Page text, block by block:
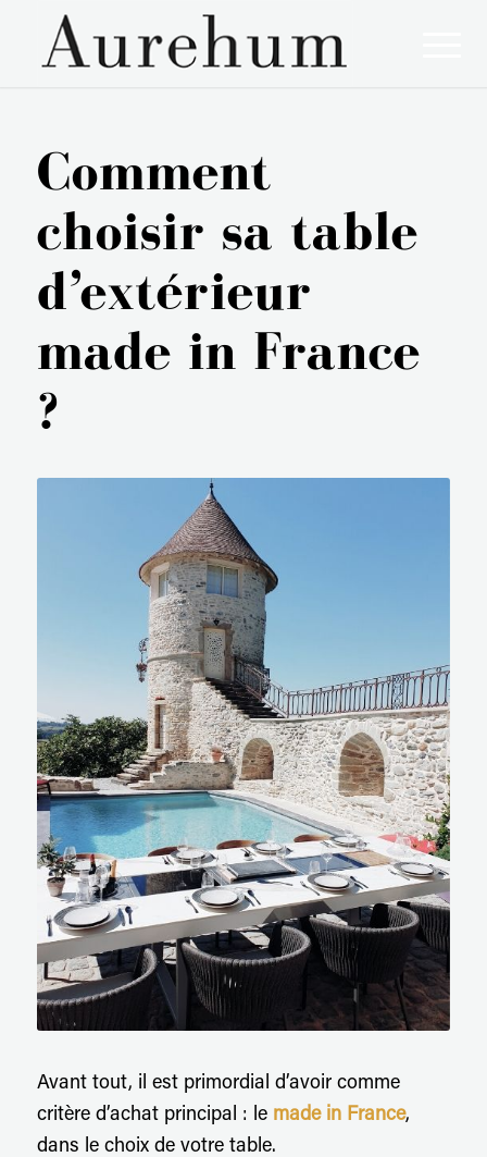
Comment
choisir sa table
d’extérieur
made in France
?
Avant tout, il est primordial d’avoir comme
critère d’achat principal : le made in France,
dans le choix de votre table.